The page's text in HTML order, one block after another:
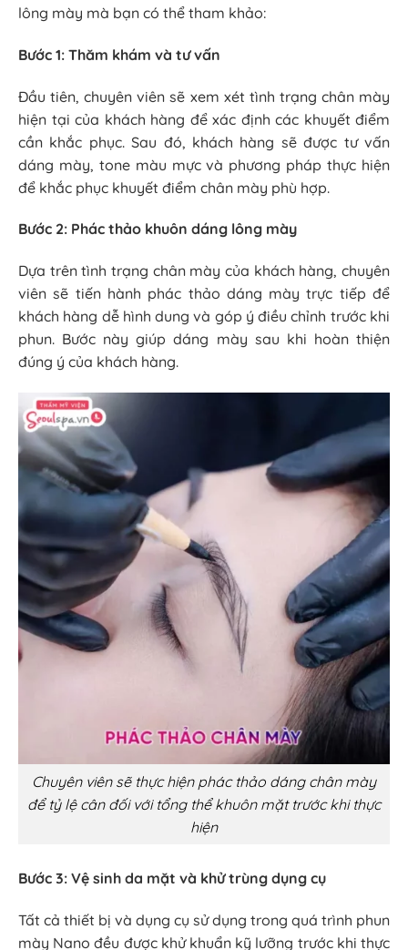
lông mày mà bạn có thể tham khảo:
Bước 1: Thăm khám và tư vấn
Đầu tiên, chuyên viên sẽ xem xét tình trạng chân mày
hiện tại của khách hàng để xác định các khuyết điểm
cần khắc phục. Sau đó, khách hàng sẽ được tư vấn
dáng mày, tone màu mực và phương pháp thực hiện
để khắc phục khuyết điểm chân mày phù hợp.
Bước 2: Phác thảo khuôn dáng lông mày
Dựa trên tình trạng chân mày của khách hàng, chuyên
viên sẽ tiến hành phác thảo dáng mày trực tiếp để
khách hàng dễ hình dung và góp ý điều chỉnh trước khi
phun. Bước này giúp dáng mày sau khi hoàn thiện
đúng ý của khách hàng.
Chuyên viên sẽ thực hiện phác thảo dáng chân mày
để tỷ lệ cân đối với tổng thể khuôn mặt trước khi thực
hiện
Bước 3: Vệ sinh da mặt và khử trùng dụng cụ
Tất cả thiết bị và dụng cụ sử dụng trong quá trình phun
mày Nano đều được khử khuẩn kỹ lưỡng trước khi thực